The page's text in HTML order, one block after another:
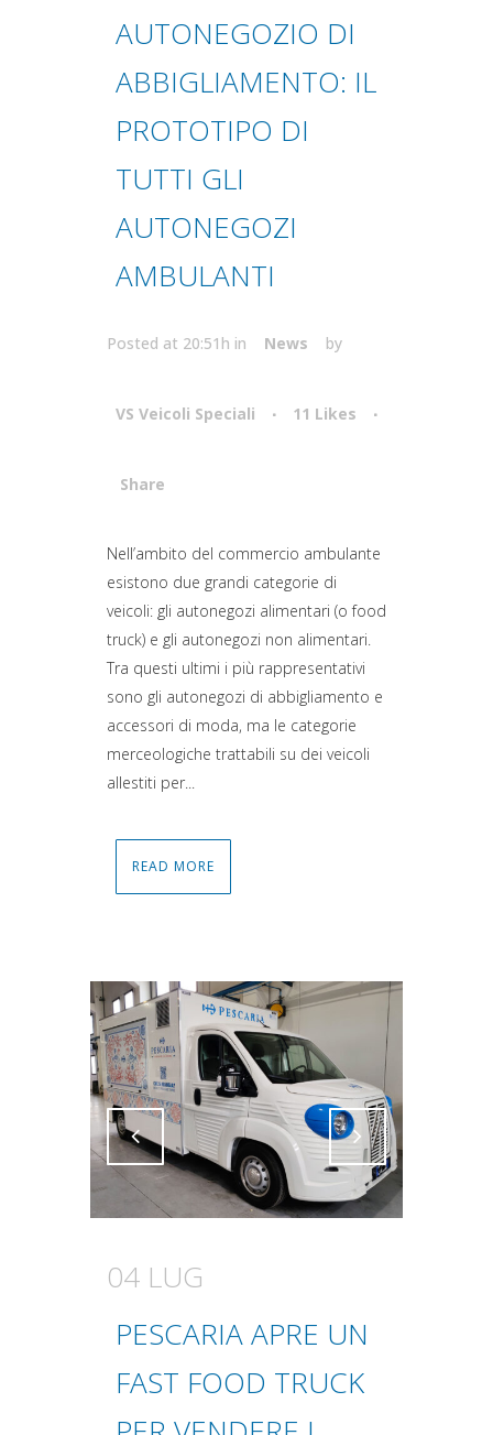
AUTONEGOZIO DI
ABBIGLIAMENTO: IL
PROTOTIPO DI
TUTTI GLI
AUTONEGOZI
AMBULANTI
Posted at 20:51h in News by
VS Veicoli Speciali 11 Likes
Share
Attiva comando
Nell’ambito del commercio ambulante
esistono due grandi categorie di
veicoli: gli autonegozi alimentari (o food
truck) e gli autonegozi non alimentari.
Tra questi ultimi i più rappresentativi
sono gli autonegozi di abbigliamento e
accessori di moda, ma le categorie
merceologiche trattabili su dei veicoli
allestiti per...
READ MORE
Attiva comando Attiva comando
04 LUG
PESCARIA APRE UN
FAST FOOD TRUCK